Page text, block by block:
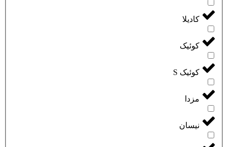
کادیلا
کوئیک
کوئیک S
مزدا
نیسان